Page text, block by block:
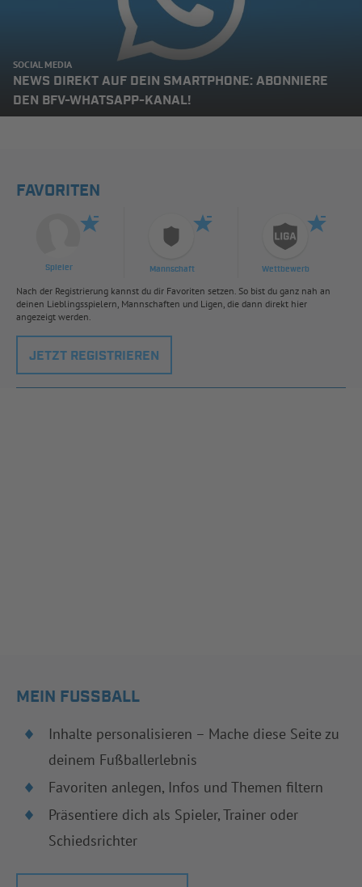
SOCIAL MEDIA
NEWS DIREKT AUF DEIN SMARTPHONE: ABONNIERE
DEN BFV-WHATSAPP-KANAL!
FAVORITEN
Spieler Mannschaft Wettbewerb
Nach der Registrierung kannst du dir Favoriten setzen. So bist du ganz nah an
deinen Lieblingsspielern, Mannschaften und Ligen, die dann direkt hier
angezeigt werden.
JETZT REGISTRIEREN
MEIN FUSSBALL
Inhalte personalisieren – Mache diese Seite zu
deinem Fußballerlebnis
Favoriten anlegen, Infos und Themen filtern
Präsentiere dich als Spieler, Trainer oder
Schiedsrichter